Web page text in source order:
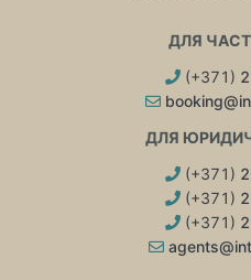
ДЛЯ
(+371)
ДЛЯ
(+371)
(+371)
(+371)